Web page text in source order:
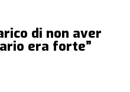
di non aver
era forte”